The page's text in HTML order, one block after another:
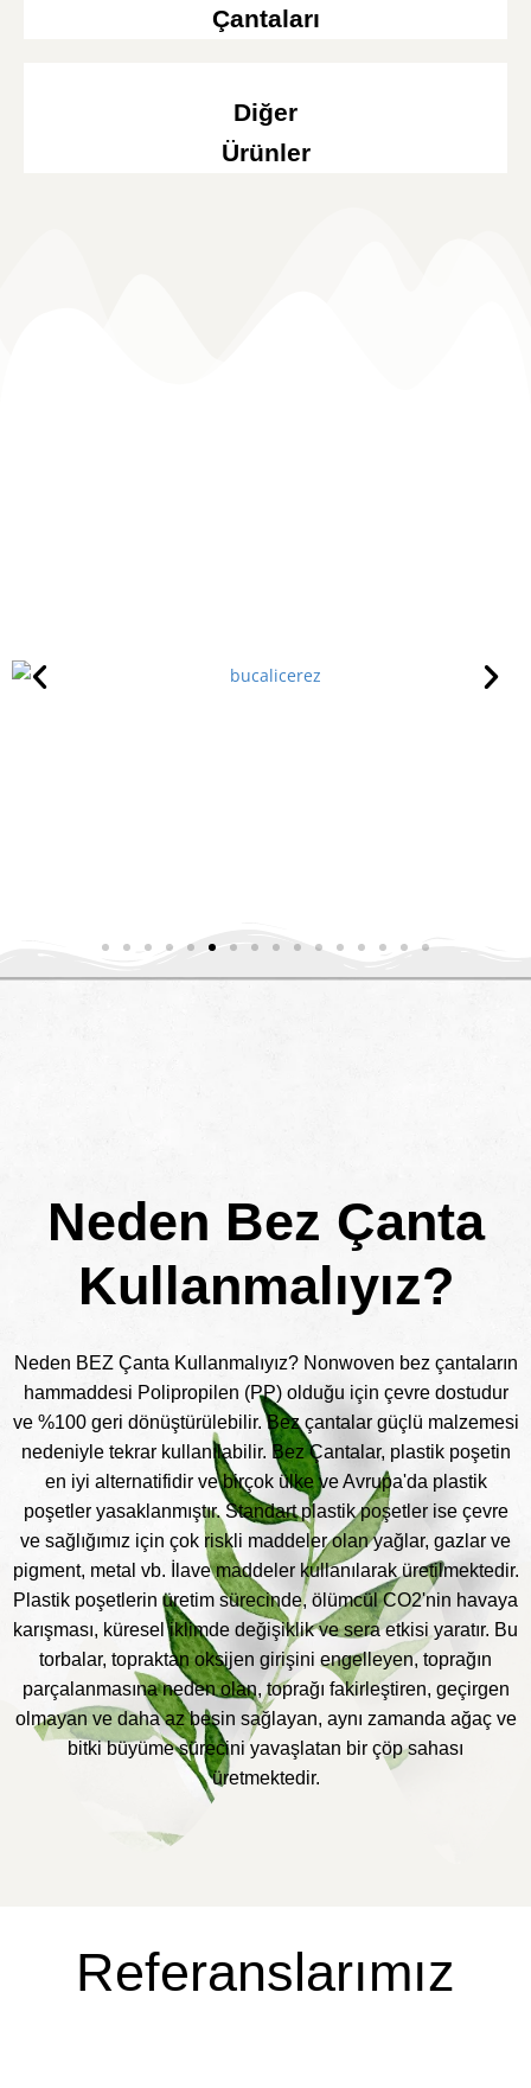
Çantaları
Diğer
Ürünler
Neden Bez Çanta
Kullanmalıyız?
Neden BEZ Çanta Kullanmalıyız? Nonwoven bez çantaların
hammaddesi Polipropilen (PP) olduğu için çevre dostudur
ve %100 geri dönüştürülebilir. Bez çantalar güçlü malzemesi
nedeniyle tekrar kullanılabilir. Bez Çantalar, plastik poşetin
en iyi alternatifidir ve birçok ülke ve Avrupa'da plastik
poşetler yasaklanmıştır. Standart plastik poşetler ise çevre
ve sağlığımız için çok riskli maddeler olan yağlar, gazlar ve
pigment, metal vb. İlave maddeler kullanılarak üretilmektedir.
Plastik poşetlerin üretim sürecinde, ölümcül CO2'nin havaya
karışması, küresel iklimde değişiklik ve sera etkisi yaratır. Bu
torbalar, topraktan oksijen girişini engelleyen, toprağın
parçalanmasına neden olan, toprağı fakirleştiren, geçirgen
olmayan ve daha az besin sağlayan, aynı zamanda ağaç ve
bitki büyüme sürecini yavaşlatan bir çöp sahası
üretmektedir.
Referanslarımız